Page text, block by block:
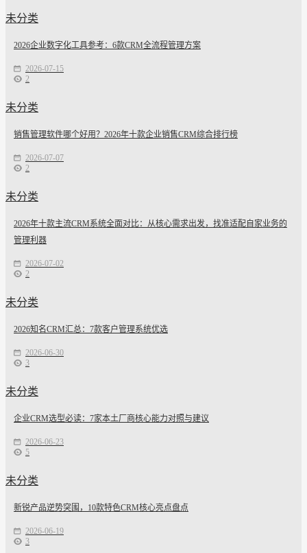
未分类
2026企业数字化工具参考：6款CRM全流程管理方案
2026-07-15
2
未分类
销售管理软件哪个好用？2026年十款企业销售CRM综合排行榜
2026-07-07
2
未分类
2026年十款主流CRM系统全面对比：从核心需求出发，找准适配自家业务的
管理利器
2026-07-02
2
未分类
2026知名CRM汇总：7款客户管理系统优选
2026-06-30
3
未分类
企业CRM选型必读：7家本土厂商核心能力对照与建议
2026-06-23
5
未分类
新锐产品逆势突围，10款特色CRM核心亮点盘点
2026-06-19
3